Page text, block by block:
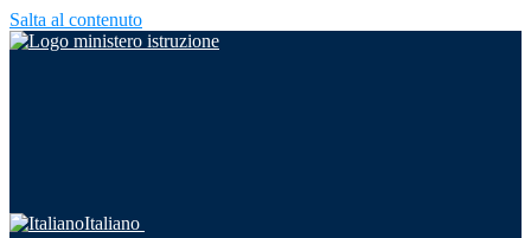
Salta al contenuto
Italiano